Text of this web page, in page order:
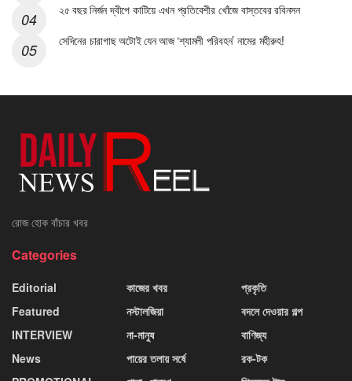
২৫ বছর নির্জন দ্বীপে কাটিয়ে এখন প্রতিবেশীর খোঁজে বাস্তবের রবিনসন
সেদিনের চারাগাছ অটোই যেন আজ ‘শ্যামলী পরিবহন’ নামের মহীরুহ!
রোজ হোক বাঁচার খবর
Categories
Editorial
Featured
INTERVIEW
News
কাজের খবর
নস্টালজিয়া
না-মানুষ
পায়ের তলায় সর্ষে
প্রকৃতি
বদলে দেওয়ার গল্প
বাণিজ্য
রক-টক